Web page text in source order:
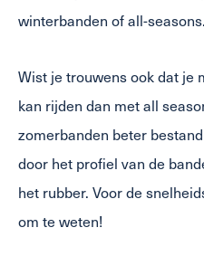
winterbanden of all-
Wist je trouwens ook dat je
kan rijden dan met all
zomerbanden beter
door het profiel van de
het rubber. Voor de
om te weten!